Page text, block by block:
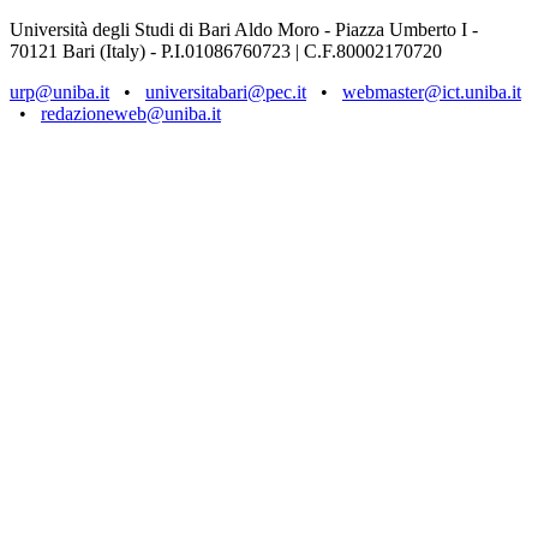
Università degli Studi di Bari Aldo Moro - Piazza Umberto I -
70121 Bari (Italy) - P.I.01086760723 | C.F.80002170720
urp@uniba.it • universitabari@pec.it • webmaster@ict.uniba.it
• redazioneweb@uniba.it